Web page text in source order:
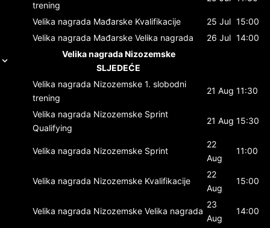
trening
Velika nagrada Mađarske Kvalifikacije 25 Jul 15:00
Velika nagrada Mađarske Velika nagrada 26 Jul 14:00
Velika nagrada Nizozemske
SLJEDEĆE
Velika nagrada Nizozemske 1. slobodni
trening
21 Aug 11:30
Velika nagrada Nizozemske Sprint
Qualifying
21 Aug 15:30
Velika nagrada Nizozemske Sprint
22
Aug
11:00
Velika nagrada Nizozemske Kvalifikacije
22
Aug
15:00
Velika nagrada Nizozemske Velika nagrada
23
Aug
14:00